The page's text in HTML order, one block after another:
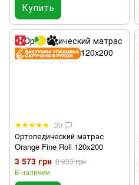
Купить
20
Ортопедический матрас
Orange Fine Roll 120x200
3 573 грн 8 933 грн
В наличии